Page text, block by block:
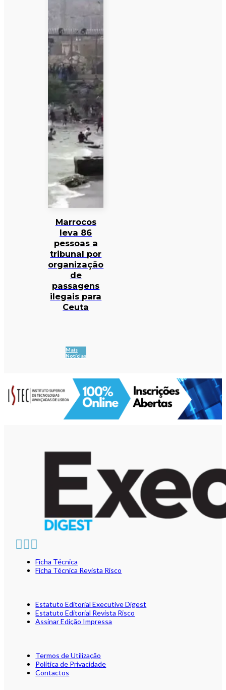
Marrocos
leva 86
pessoas a
tribunal por
organização
de
passagens
ilegais para
Ceuta
Mais
Notícias
Ficha Técnica
Ficha Técnica Revista Risco
Estatuto Editorial Executive Digest
Estatuto Editorial Revista Risco
Assinar Edição Impressa
Termos de Utilização
Política de Privacidade
Contactos